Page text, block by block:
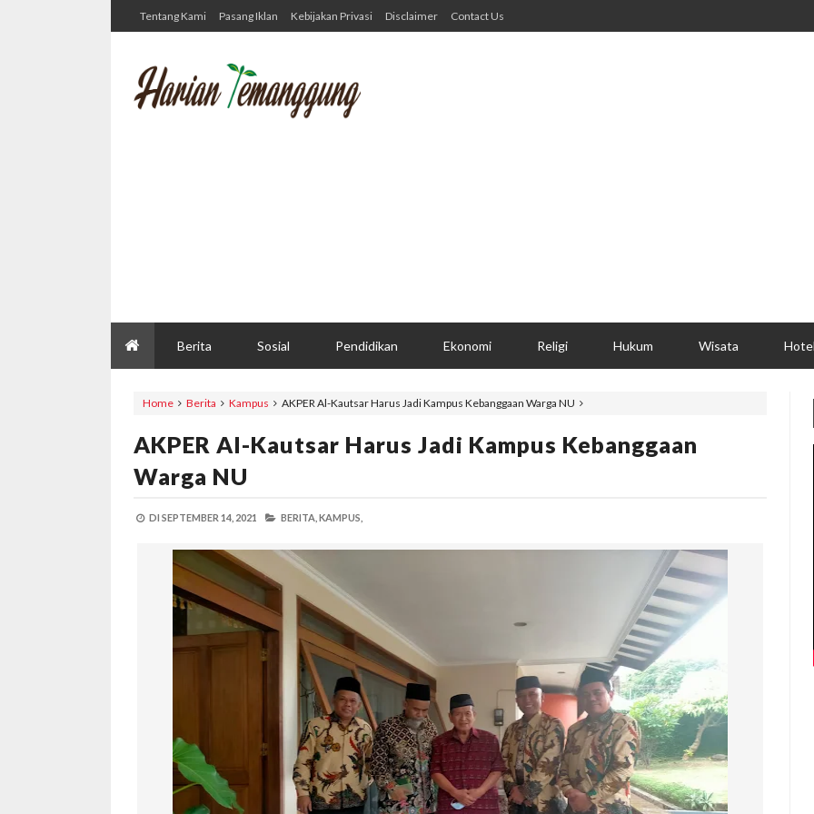
Tentang Kami Pasang Iklan Kebijakan Privasi Disclaimer Contact Us
Berita Sosial Pendidikan Ekonomi Religi Hukum Wisata Hotel
Home Berita Kampus AKPER Al-Kautsar Harus Jadi Kampus Kebanggaan Warga NU
AKPER Al-Kautsar Harus Jadi Kampus Kebanggaan
Warga NU
DI SEPTEMBER 14, 2021 BERITA, KAMPUS,